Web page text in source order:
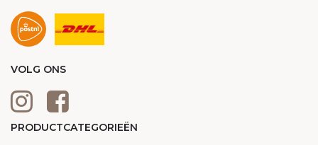
VOLG ONS
PRODUCTCATEGORIEËN